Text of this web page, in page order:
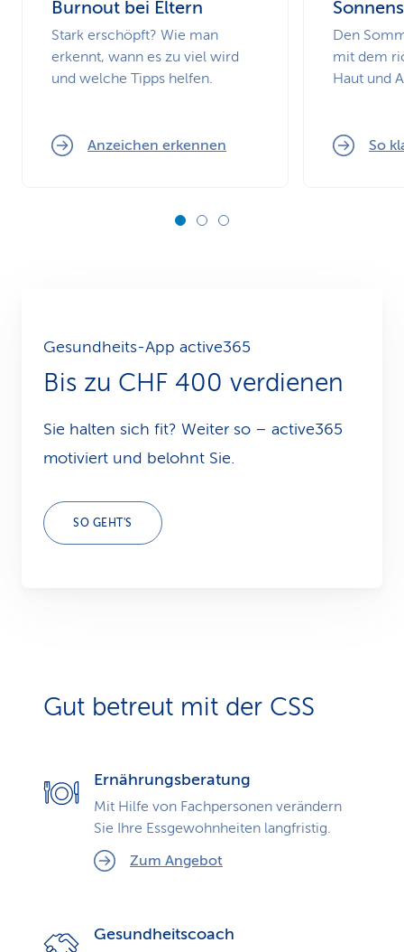
Burnout bei Eltern
Stark erschöpft? Wie man
erkennt, wann es zu viel wird
und welche Tipps helfen.
Anzeichen erkennen
Den
mit dem
Haut und
So
Gesundheits-App active365
Bis zu CHF 400 verdienen
Sie halten sich fit? Weiter so – active365
motiviert und belohnt Sie.
SO GEHT'S
Gut betreut mit der CSS
Ernährungsberatung
Mit Hilfe von Fachpersonen verändern
Sie Ihre Essgewohnheiten langfristig.
Zum Angebot
Gesundheitscoach